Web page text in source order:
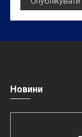
Новини